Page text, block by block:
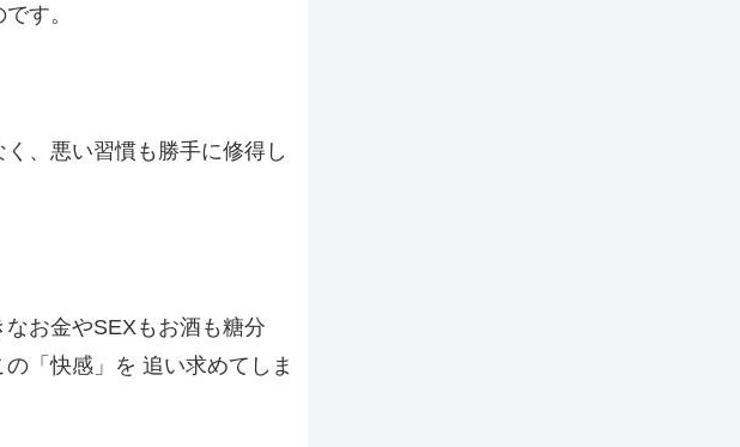
す。
、悪い習慣も勝手に修得し
お金やSEXもお酒も糖分
「快感」を 追い求めてしま